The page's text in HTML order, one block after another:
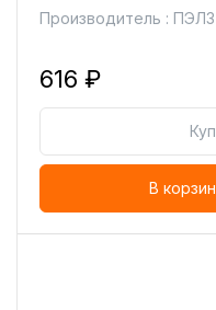
Производитель : ПЭЛЗ
616 ₽
В